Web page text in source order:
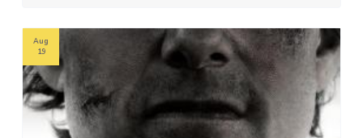
Aug
19